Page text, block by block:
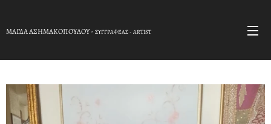
ΜΑΓΔΑ ΑΣΗΜΑΚΟΠΟΥΛΟY - ΣΥΓΓΡΑΦΕΑΣ - ARTIST